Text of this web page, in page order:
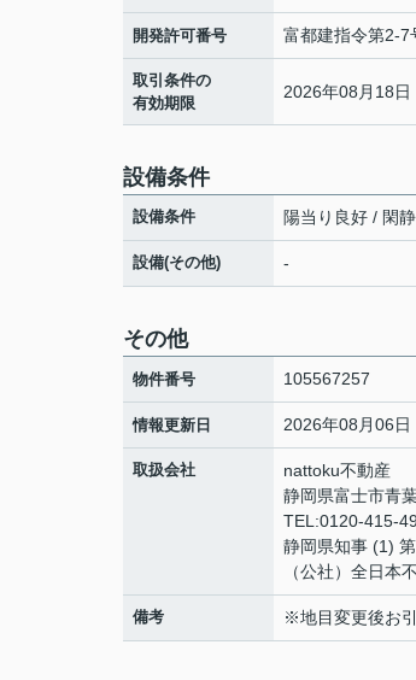
開発許可番号 富都建指令第2-
取引条件の
有効期限
2026年08月18日
設備条件
設備条件 陽当り良好 / 閑
設備(その他) -
その他
物件番号 105567257
情報更新日 2026年08月06日
取扱会社
nattoku不動産
静岡県富士市青
TEL:0120-415-
静岡県知事 (1)
（公社）全日本
備考 ※地目変更後お